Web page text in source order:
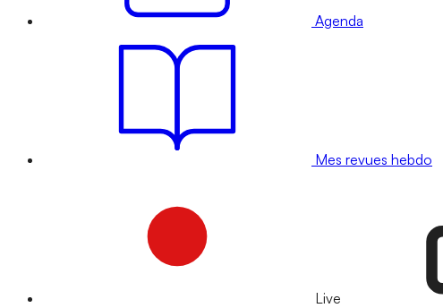
Agenda
Mes revues hebdo
Live